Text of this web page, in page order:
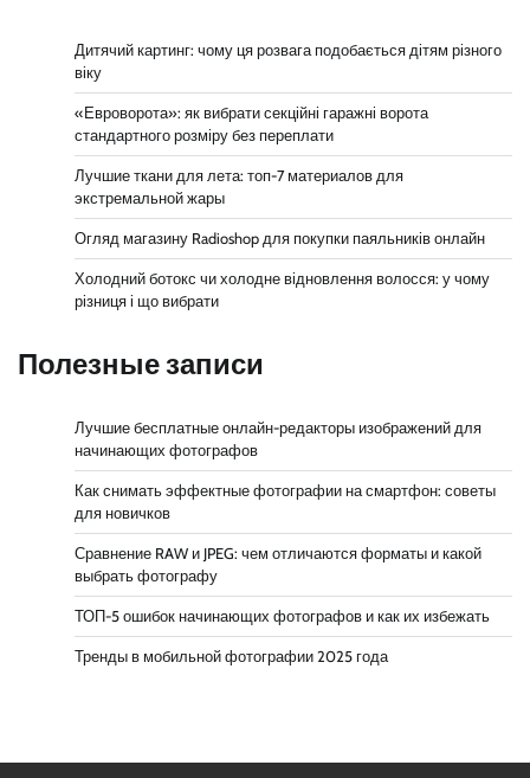
Дитячий картинг: чому ця розвага подобається дітям різного
віку
«Евроворота»: як вибрати секційні гаражні ворота
стандартного розміру без переплати
Лучшие ткани для лета: топ-7 материалов для
экстремальной жары
Огляд магазину Radioshop для покупки паяльників онлайн
Холодний ботокс чи холодне відновлення волосся: у чому
різниця і що вибрати
Полезные записи
Лучшие бесплатные онлайн-редакторы изображений для
начинающих фотографов
Как снимать эффектные фотографии на смартфон: советы
для новичков
Сравнение RAW и JPEG: чем отличаются форматы и какой
выбрать фотографу
ТОП-5 ошибок начинающих фотографов и как их избежать
Тренды в мобильной фотографии 2025 года